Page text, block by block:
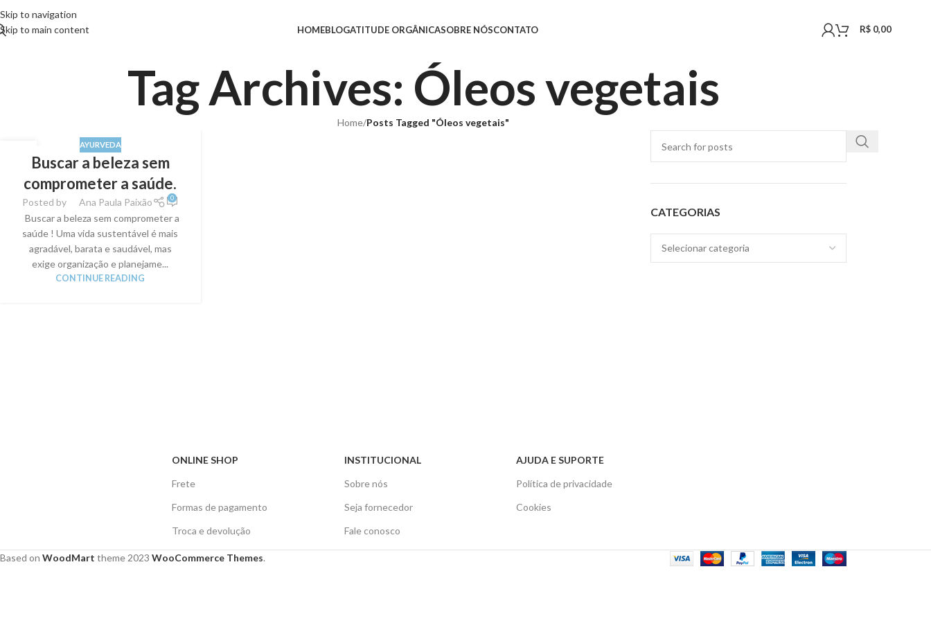
Skip to navigation
Skip to main content
HOMEBLOGATITUDE ORGÂNICASOBRE NÓSCONTATO R$0,00
Tag Archives: Óleos vegetais
Home/Posts Tagged "Óleos vegetais"
AYURVEDA
Buscar a beleza sem
comprometer a saúde.
Posted by Ana Paula Paixão 0
Buscar a beleza sem comprometer a
saúde ! Uma vida sustentável é mais
agradável, barata e saudável, mas
exige organização e planejame...
CONTINUE READING
CATEGORIAS
ONLINE SHOP
Frete
Formas de pagamento
Troca e devolução
INSTITUCIONAL
Sobre nós
Seja fornecedor
Fale conosco
AJUDA E SUPORTE
Política de privacidade
Cookies
Based on WoodMart theme 2023 WooCommerce Themes.